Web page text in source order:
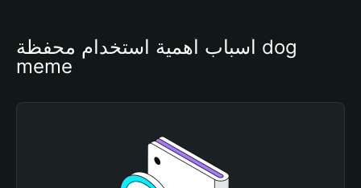
أسباب أهمية استخدام محفظة dog
meme